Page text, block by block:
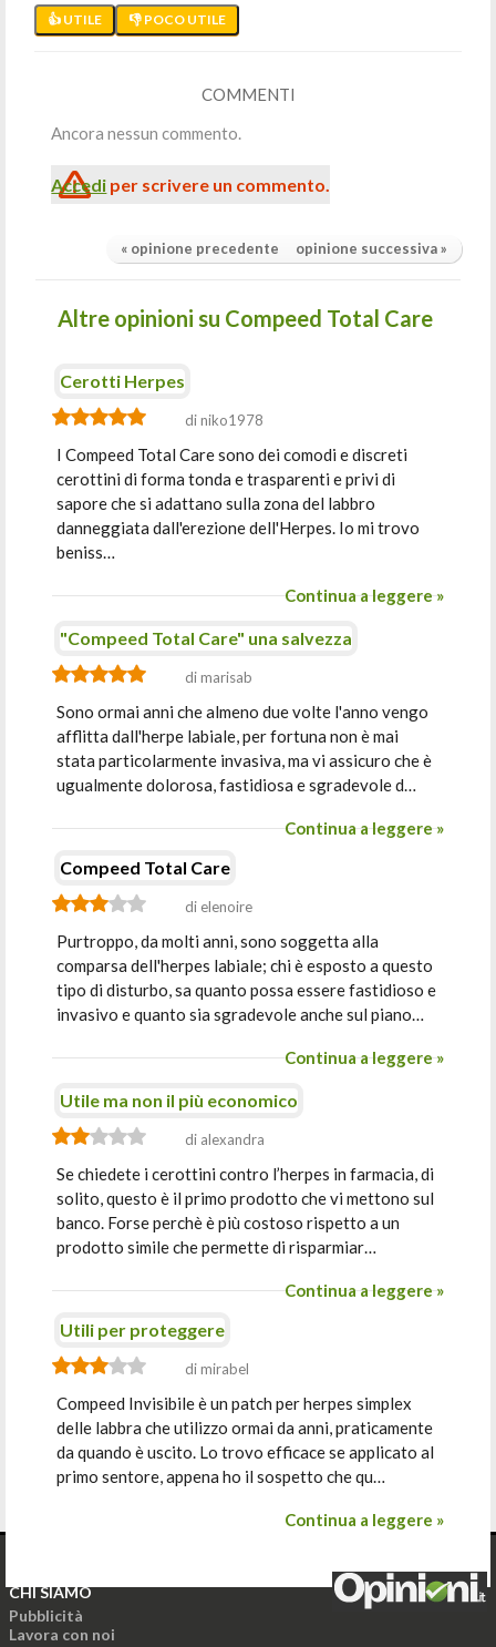
👍 UTILE 👎 POCO UTILE
COMMENTI
Ancora nessun commento.
Accedi per scrivere un commento.
« opinione precedente opinione successiva »
Altre opinioni su Compeed Total Care
Cerotti Herpes
di niko1978
I Compeed Total Care sono dei comodi e discreti
cerottini di forma tonda e trasparenti e privi di
sapore che si adattano sulla zona del labbro
danneggiata dall'erezione dell'Herpes. Io mi trovo
beniss…
Continua a leggere »
"Compeed Total Care" una salvezza
di marisab
Sono ormai anni che almeno due volte l'anno vengo
afflitta dall'herpe labiale, per fortuna non è mai
stata particolarmente invasiva, ma vi assicuro che è
ugualmente dolorosa, fastidiosa e sgradevole d…
Continua a leggere »
Compeed Total Care
di elenoire
Purtroppo, da molti anni, sono soggetta alla
comparsa dell'herpes labiale; chi è esposto a questo
tipo di disturbo, sa quanto possa essere fastidioso e
invasivo e quanto sia sgradevole anche sul piano…
Continua a leggere »
Utile ma non il più economico
di alexandra
Se chiedete i cerottini contro l’herpes in farmacia, di
solito, questo è il primo prodotto che vi mettono sul
banco. Forse perchè è più costoso rispetto a un
prodotto simile che permette di risparmiar…
Continua a leggere »
Utili per proteggere
di mirabel
Compeed Invisibile è un patch per herpes simplex
delle labbra che utilizzo ormai da anni, praticamente
da quando è uscito. Lo trovo efficace se applicato al
primo sentore, appena ho il sospetto che qu…
Continua a leggere »
CHI SIAMO
Pubblicità
Lavora con noi